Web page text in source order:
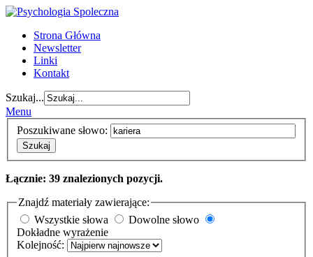
Strona Główna
Newsletter
Linki
Kontakt
Szukaj...
Menu
Poszukiwane słowo:
Szukaj
Łącznie: 39 znalezionych pozycji.
Znajdź materiały zawierające:
Wszystkie słowa
Dowolne słowo
Dokładne wyrażenie
Kolejność: